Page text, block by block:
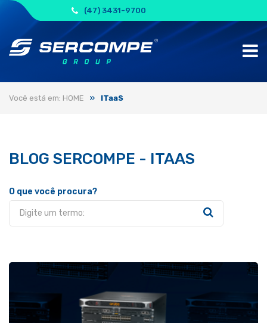
(47) 3431-9700
Você está em: HOME » ITaaS
BLOG SERCOMPE - ITAAS
O que você procura?